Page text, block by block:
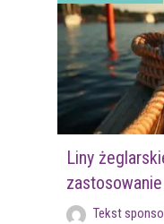
Liny
Tekst